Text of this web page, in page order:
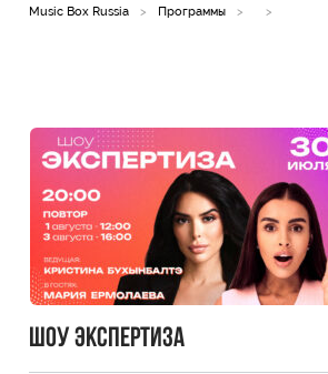
Music Box Russia > Программы > >
Шоу Экспертиза